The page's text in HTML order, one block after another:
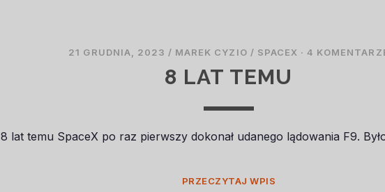
21 GRUDNIA, 2023 / MAREK CYZIO / SPACEX ·4
8 LAT TEMU
8 lat temu SpaceX po raz pierwszy dokonał udanego lądowania F9.
PRZECZYTAJ WPIS